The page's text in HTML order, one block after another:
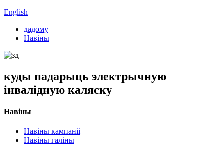
English
дадому
Навіны
куды падарыць электрычную
інвалідную каляску
Навіны
Навіны кампаніі
Навіны галіны